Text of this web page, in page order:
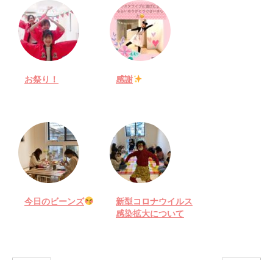
お祭り！ 感謝
今日のビーンズ
新型コロナウイルス
感染拡大について